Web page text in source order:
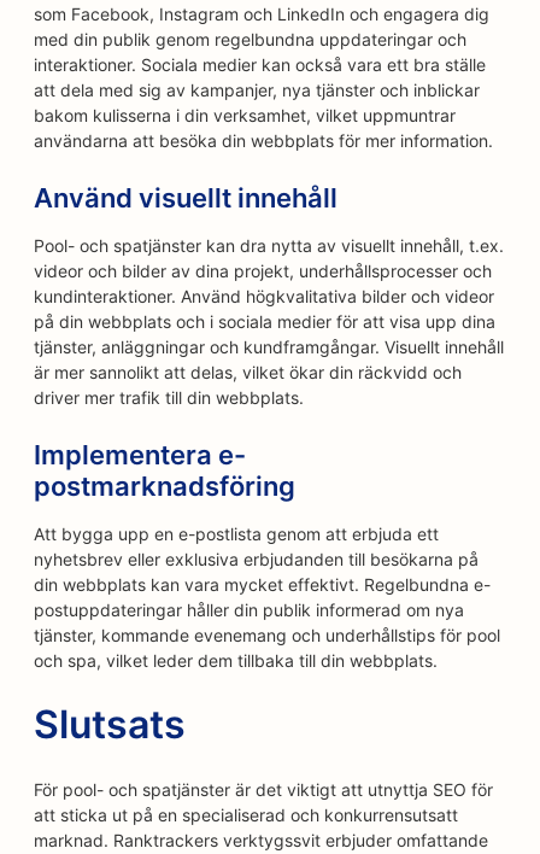
som Facebook, Instagram och LinkedIn och engagera dig
med din publik genom regelbundna uppdateringar och
interaktioner. Sociala medier kan också vara ett bra ställe
att dela med sig av kampanjer, nya tjänster och inblickar
bakom kulisserna i din verksamhet, vilket uppmuntrar
användarna att besöka din webbplats för mer information.
Använd visuellt innehåll
Pool- och spatjänster kan dra nytta av visuellt innehåll, t.ex.
videor och bilder av dina projekt, underhållsprocesser och
kundinteraktioner. Använd högkvalitativa bilder och videor
på din webbplats och i sociala medier för att visa upp dina
tjänster, anläggningar och kundframgångar. Visuellt innehåll
är mer sannolikt att delas, vilket ökar din räckvidd och
driver mer trafik till din webbplats.
Implementera e-
postmarknadsföring
Att bygga upp en e-postlista genom att erbjuda ett
nyhetsbrev eller exklusiva erbjudanden till besökarna på
din webbplats kan vara mycket effektivt. Regelbundna e-
postuppdateringar håller din publik informerad om nya
tjänster, kommande evenemang och underhållstips för pool
och spa, vilket leder dem tillbaka till din webbplats.
Slutsats
För pool- och spatjänster är det viktigt att utnyttja SEO för
att sticka ut på en specialiserad och konkurrensutsatt
marknad. Ranktrackers verktygssvit erbjuder omfattande